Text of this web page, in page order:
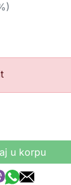
u korpu